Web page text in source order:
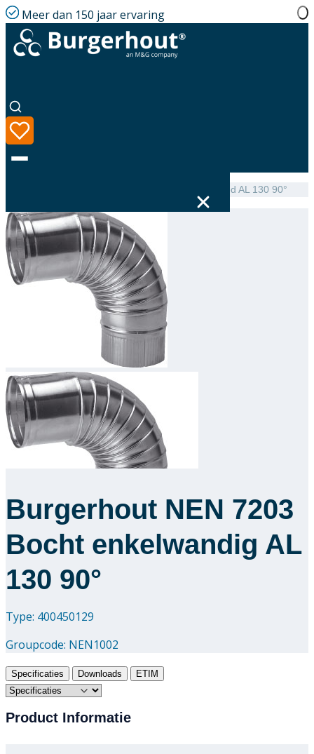
Meer dan 150 jaar ervaring
Taal
Assortiment
Academy
Over ons
Contact
NEN 7203 Elbow single-walled AL 130 90°
Burgerhout NEN 7203
Bocht enkelwandig AL
130 90°
Type: 400450129
Groupcode: NEN1002
Specificaties Downloads ETIM
Product Informatie